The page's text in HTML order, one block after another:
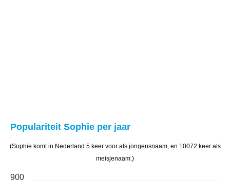
Populariteit Sophie per jaar
(Sophie komt in Nederland 5 keer voor als jongensnaam, en 10072 keer als
meisjenaam.)
900